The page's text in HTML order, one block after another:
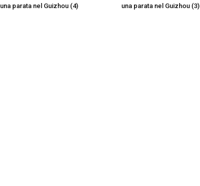
una parata nel Guizhou (4)
una parata nel Guizhou (3)